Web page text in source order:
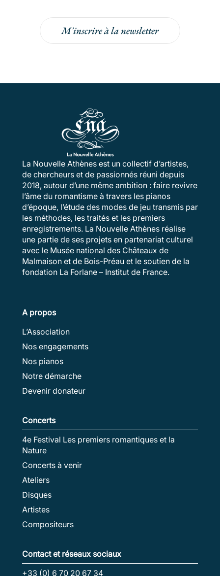
M'inscrire à la newsletter
La Nouvelle Athènes est un collectif d’artistes,
de chercheurs et de passionnés réuni depuis
2018, autour d’une même ambition : faire revivre
l’âme du romantisme à travers les pianos
d’époque, l’étude des modes de jeu transmis par
les méthodes, les traités et les premiers
enregistrements. La Nouvelle Athènes réalise
une partie de ses projets en partenariat culturel
avec le Musée national des Châteaux de
Malmaison et de Bois-Préau et le soutien de la
fondation La Forlane – Institut de France.
A propos
L’Association
Nos engagements
Nos pianos
Notre démarche
Devenir donateur
Concerts
4e Festival Les premiers romantiques et la
Nature
Concerts à venir
Ateliers
Disques
Artistes
Compositeurs
Contact et réseaux sociaux
+33 (0) 6 70 20 67 34